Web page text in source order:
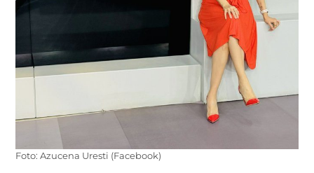
Foto: Azucena Uresti (Facebook)